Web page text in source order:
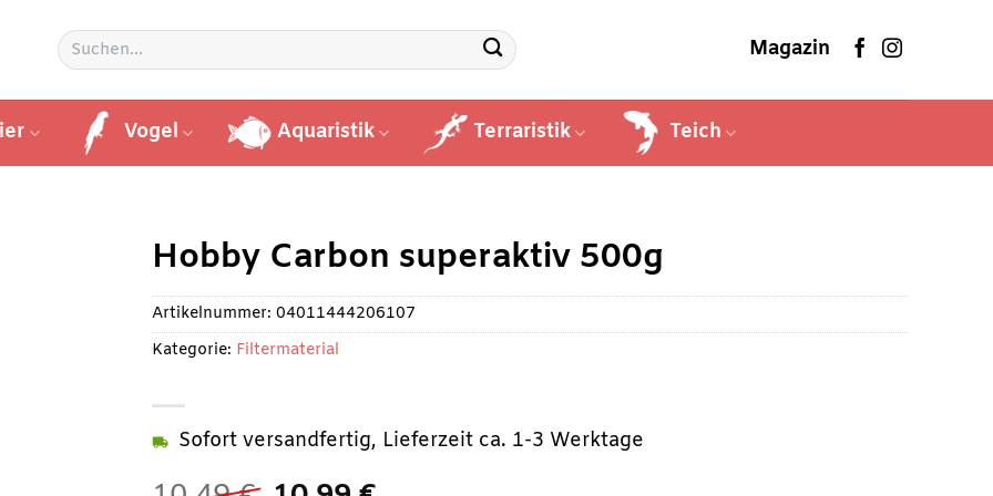
Suchen
nach:
Magazin
Vogel Aquaristik Terraristik Teich
Hobby Carbon superaktiv 500g
Sofort versandfertig, Lieferzeit ca. 1-3 Werktage
Artikelnummer:04011444206107
Kategorie: Filtermaterial